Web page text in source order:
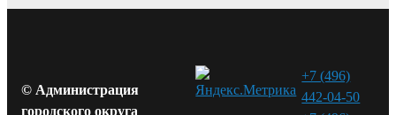
© Администрация
городского округа
+7 (496)
442-04-50